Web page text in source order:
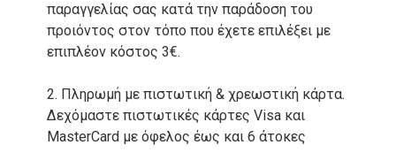
παραγγελίας σας κατά την παράδοση του
προιόντος στον τόπο που έχετε επιλέξει με
επιπλέον κόστος 3€.
2. Πληρωμή με πιστωτική & χρεωστική κάρτα.
Δεχόμαστε πιστωτικές κάρτες Visa και
MasterCard με όφελος έως και 6 άτοκες